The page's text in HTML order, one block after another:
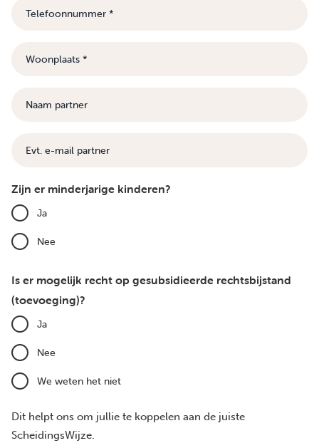
Zijn er minderjarige kinderen?
Ja
Nee
Is er mogelijk recht op gesubsidieerde rechtsbijstand
(toevoeging)?
Ja
Nee
We weten het niet
Dit helpt ons om jullie te koppelen aan de juiste
ScheidingsWijze.